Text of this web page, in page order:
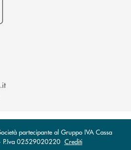
(si apre l’app di posta elettronica)
apre l’app di posta elettronica)
partecipante al Gruppo IVA Cassa
P.Iva 02529020220 Crediti